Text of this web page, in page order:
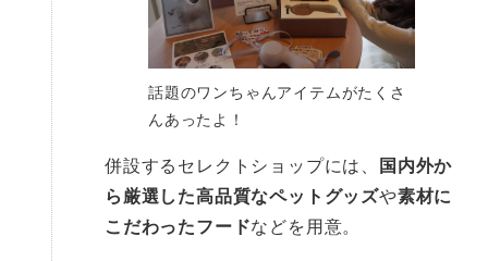
話題のワンちゃんアイテムがたくさ
んあったよ！
併設するセレクトショップには、 国内外か
ら厳選した高品質なペットグッズや素材に
こだわったフードなどを用意。